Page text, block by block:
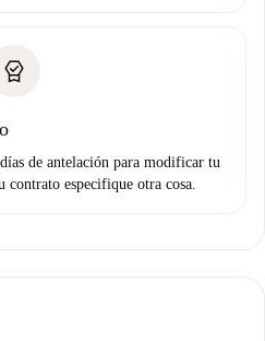
de antelación para modificar tu
contrato especifique otra cosa.